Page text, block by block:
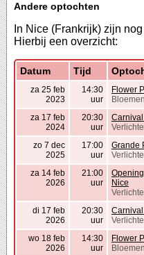
Andere optochten
In Nice (Frankrijk) zijn
Hierbij een overzicht:
Datum Tijd
za 25 feb
2023
14:30
uur
Flower
za 17 feb
2024
20:30
uur
zo 7 dec
2025
17:00
uur
Grande
za 14 feb
2026
21:00
uur
Nice
di 17 feb
2026
20:30
uur
wo 18 feb
2026
14:30
uur
Flower